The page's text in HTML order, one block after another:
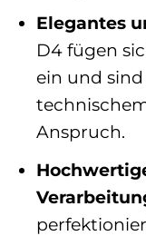
Elegantes
D4 fügen
ein und
Anspruch.